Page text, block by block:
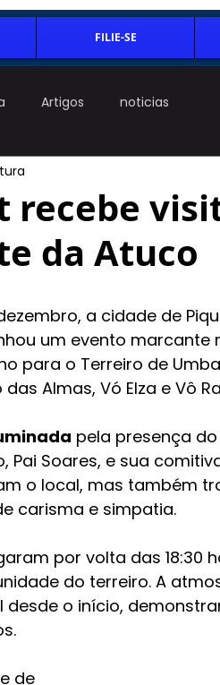
FILIE-SE
Artigos noticias
recebe
da Atuco
a cidade de
um evento marcante
para o Terreiro de
Almas, Vó Elza e Vô
pela presença
Pai Soares, e sua
o local, mas também
carisma e simpatia.
por volta das 18:30
do terreiro. A
o início,
de